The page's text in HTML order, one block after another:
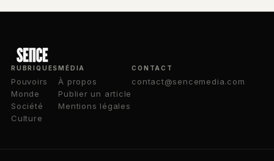
RUBRIQUES
Pouvoirs
Monde
Société
Culture
MÉDIA
À propos
Publier un article
Mentions légales
CONTACT
contact@sencemedia.com